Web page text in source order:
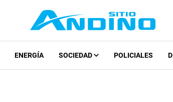
ENERGÍA SOCIEDAD POLICIALES